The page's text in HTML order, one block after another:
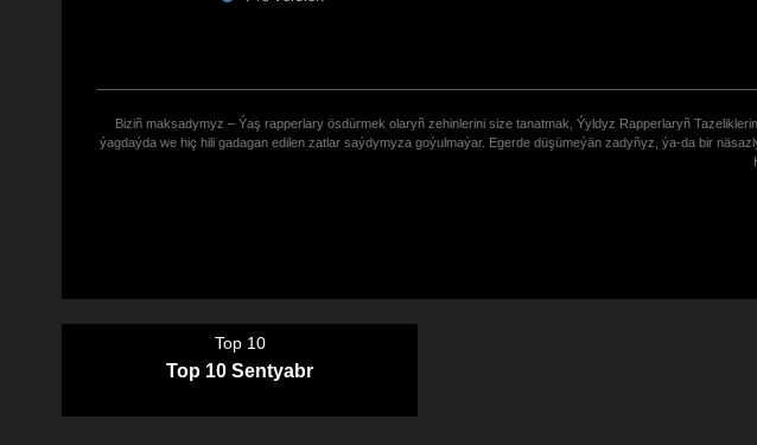
Biziñ maksadymyz – Ýaş rapperlary ösdürmek olaryñ zehinlerini size tanatmak, Ýyldyz Rapperlaryñ
ýagdaýda we hiç hili gadagan edilen zatlar saýdymyza goýulmaýar. Egerde düşümeýän zadyñyz, ýa-da bir
Top 10
Top 10 Sentyabr